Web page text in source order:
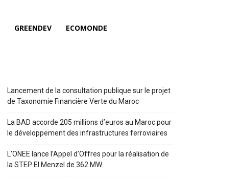
GREENDEV ECOMONDE
Lancement de la consultation publique sur le projet
de Taxonomie Financière Verte du Maroc
La BAD accorde 205 millions d’euros au Maroc pour
le développement des infrastructures ferroviaires
L’ONEE lance l’Appel d’Offres pour la réalisation de
la STEP El Menzel de 362 MW